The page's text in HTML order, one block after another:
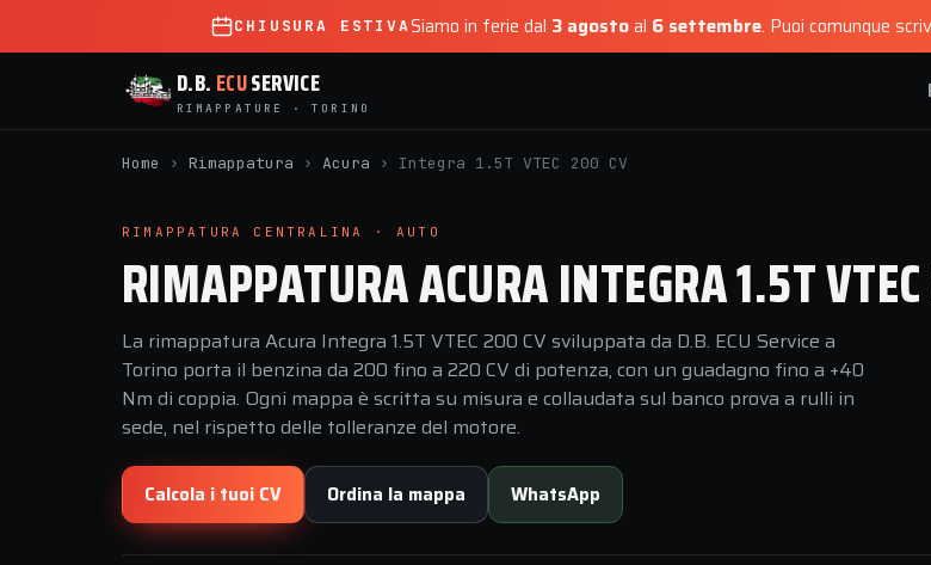
CHIUSURA ESTIVASiamo in ferie dal 3 agostoal 6 settembre. Puoi comunque
D.B. ECUSERVICE
RIMAPPATURE · TORINO
Home › Rimappatura › Acura › Integra 1.5T VTEC 200 CV
RIMAPPATURA CENTRALINA · AUTO
RIMAPPATURA ACURA INTEGRA 1.5T
La rimappatura Acura Integra 1.5T VTEC 200 CV sviluppata da D.B. ECU Service a
Torino porta il benzina da 200 fino a 220 CV di potenza, con un guadagno fino a +40
Nm di coppia. Ogni mappa è scritta su misura e collaudata sul banco prova a rulli in
sede, nel rispetto delle tolleranze del motore.
Calcola i tuoi CV Ordina la mappa WhatsApp